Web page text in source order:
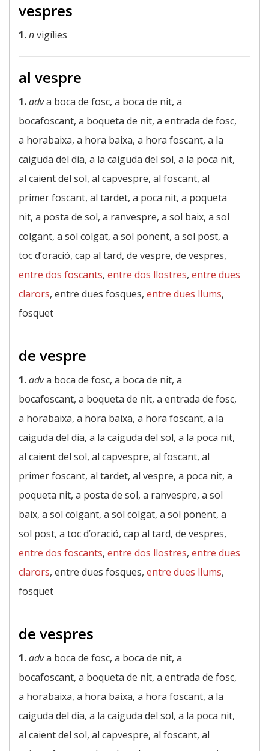
vespres
1.nvigílies
al vespre
1.adva boca de fosc, a boca de nit, a
bocafoscant, a boqueta de nit, a entrada de fosc,
a horabaixa, a hora baixa, a hora foscant, a la
caiguda del dia, a la caiguda del sol, a la poca nit,
al caient del sol, al capvespre, al foscant, al
primer foscant, al tardet, a poca nit, a poqueta
nit, a posta de sol, a ranvespre, a sol baix, a sol
colgant, a sol colgat, a sol ponent, a sol post, a
toc d’oració, cap al tard, de vespre, de vespres,
entre dos foscants, entre dos llostres, entre dues
clarors, entre dues fosques, entre dues llums,
fosquet
de vespre
1.adva boca de fosc, a boca de nit, a
bocafoscant, a boqueta de nit, a entrada de fosc,
a horabaixa, a hora baixa, a hora foscant, a la
caiguda del dia, a la caiguda del sol, a la poca nit,
al caient del sol, al capvespre, al foscant, al
primer foscant, al tardet, al vespre, a poca nit, a
poqueta nit, a posta de sol, a ranvespre, a sol
baix, a sol colgant, a sol colgat, a sol ponent, a
sol post, a toc d’oració, cap al tard, de vespres,
entre dos foscants, entre dos llostres, entre dues
clarors, entre dues fosques, entre dues llums,
fosquet
de vespres
1.adva boca de fosc, a boca de nit, a
bocafoscant, a boqueta de nit, a entrada de fosc,
a horabaixa, a hora baixa, a hora foscant, a la
caiguda del dia, a la caiguda del sol, a la poca nit,
al caient del sol, al capvespre, al foscant, al